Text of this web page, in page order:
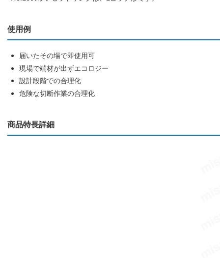
使用例
届いたその場で即使用可
現場で端材が出ずエコロジー
設計段階での合理化
危険な切断作業の合理化
商品特長詳細